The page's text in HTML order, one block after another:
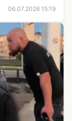
Mariusz
06.07.2026 15:19